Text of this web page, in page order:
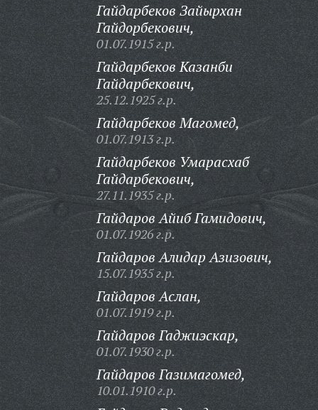
Гайдарбеков Зайырхан
Гайдорбекович,
01.07.1915 г.р.
Гайдарбеков Казанби
Гайдарбекович,
25.12.1925 г.р.
Гайдарбеков Магомед,
01.07.1913 г.р.
Гайдарбеков Умарасхаб
Гайдарбекович,
27.11.1935 г.р.
Гайдаров Айиб Гамидович,
01.07.1926 г.р.
Гайдаров Алидар Азизович,
15.07.1935 г.р.
Гайдаров Аслан,
01.07.1919 г.р.
Гайдаров Гаджиэскар,
01.07.1930 г.р.
Гайдаров Газимагомед,
10.01.1910 г.р.